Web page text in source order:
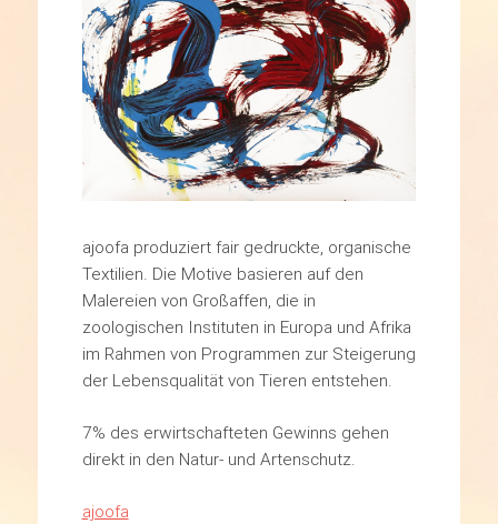
ajoofa produziert fair gedruckte, organische
Textilien. Die Motive basieren auf den
Malereien von Großaffen, die in
zoologischen Instituten in Europa und Afrika
im Rahmen von Programmen zur Steigerung
der Lebensqualität von Tieren entstehen.
7% des erwirtschafteten Gewinns gehen
direkt in den Natur- und Artenschutz.
ajoofa